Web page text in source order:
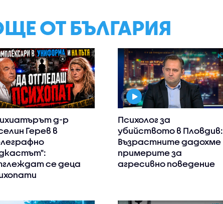
ОТ БЪЛГАРИЯ
д-р
Герев в
се деца
Психолог за
убийството в Пловдив:
Възрастните дадохме
примерите за
агресивно поведение